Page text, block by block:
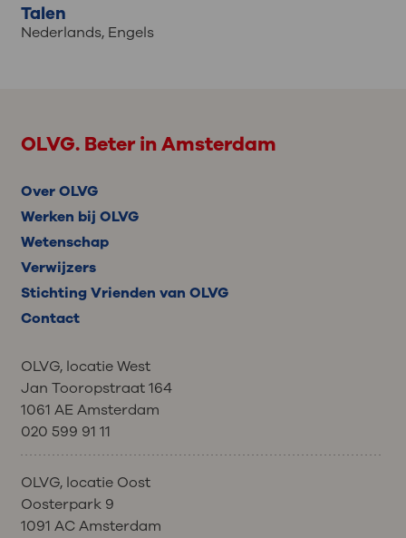
Talen
Nederlands,Engels
OLVG. Beter in Amsterdam
Over OLVG
Werken bij OLVG
Wetenschap
Verwijzers
Stichting Vrienden van OLVG
Contact
OLVG, locatie West
Jan Tooropstraat 164
1061 AE Amsterdam
020 599 91 11
OLVG, locatie Oost
Oosterpark 9
1091 AC Amsterdam